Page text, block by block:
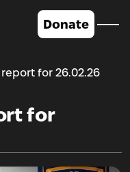
Donate
for 26.02.26
for